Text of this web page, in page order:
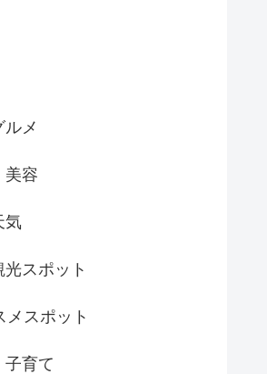
ルメ
美容
気
スポット
メスポット
子育て